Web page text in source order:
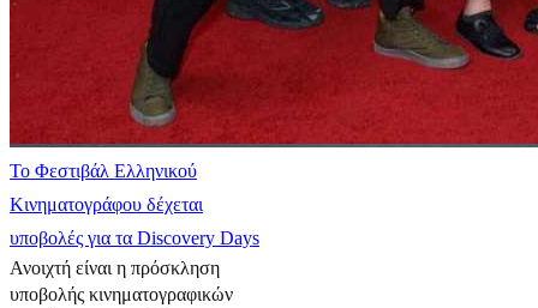
Το Φεστιβάλ Ελληνικού
Κινηματογράφου δέχεται
υποβολές για τα Discovery Days
Ανοιχτή είναι η πρόσκληση
υποβολής κινηματογραφικών